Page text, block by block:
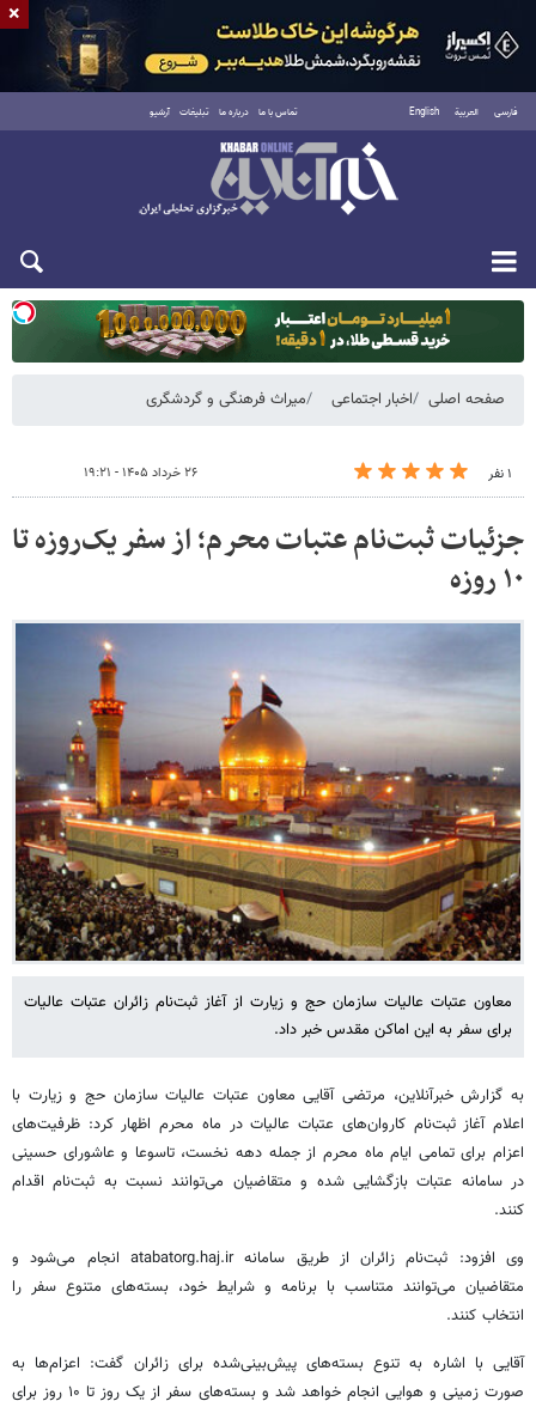
فارسی العربية English تماس با ما درباره ما تبلیغات آرشیو
دوشنبه ۱۹ مرداد ۱۴۰۵
صفحه اصلی اخبار اجتماعی میراث فرهنگی و گردشگری
۱ نفر ۲۶ خرداد ۱۴۰۵ - ۱۹:۲۱
جزئیات ثبت‌نام عتبات محرم؛ از سفر یک‌روزه تا
۱۰ روزه
معاون عتبات عالیات سازمان حج و زیارت از آغاز ثبت‌نام زائران عتبات عالیات
برای سفر به این اماکن مقدس خبر داد.
به گزارش خبرآنلاین، مرتضی آقایی معاون عتبات عالیات سازمان حج و زیارت با
اعلام آغاز ثبت‌نام کاروان‌های عتبات عالیات در ماه محرم اظهار کرد: ظرفیت‌های
اعزام برای تمامی ایام ماه محرم از جمله دهه نخست، تاسوعا و عاشورای حسینی
در سامانه عتبات بازگشایی شده و متقاضیان می‌توانند نسبت به ثبت‌نام اقدام
کنند.
وی افزود: ثبت‌نام زائران از طریق سامانه atabatorg.haj.ir انجام می‌شود و
متقاضیان می‌توانند متناسب با برنامه و شرایط خود، بسته‌های متنوع سفر را
انتخاب کنند.
آقایی با اشاره به تنوع بسته‌های پیش‌بینی‌شده برای زائران گفت: اعزام‌ها به
صورت زمینی و هوایی انجام خواهد شد و بسته‌های سفر از یک روز تا ۱۰ روز برای
×